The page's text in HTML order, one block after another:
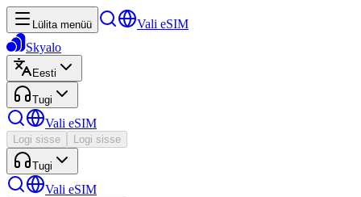
Lülita menüü
Vali eSIM
Skyalo
Eesti
Tugi
Vali eSIM
Logi sisse Logi sisse
Tugi
Vali eSIM